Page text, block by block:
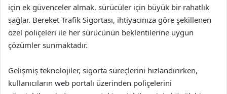
için ek güvenceler almak, sürücüler için büyük bir rahatlık
sağlar. Bereket Trafik Sigortası, ihtiyacınıza göre şekillenen
özel poliçeleri ile her sürücünün beklentilerine uygun
çözümler sunmaktadır.
Gelişmiş teknolojiler, sigorta süreçlerini hızlandırırken,
kullanıcıların web portalı üzerinden poliçelerini